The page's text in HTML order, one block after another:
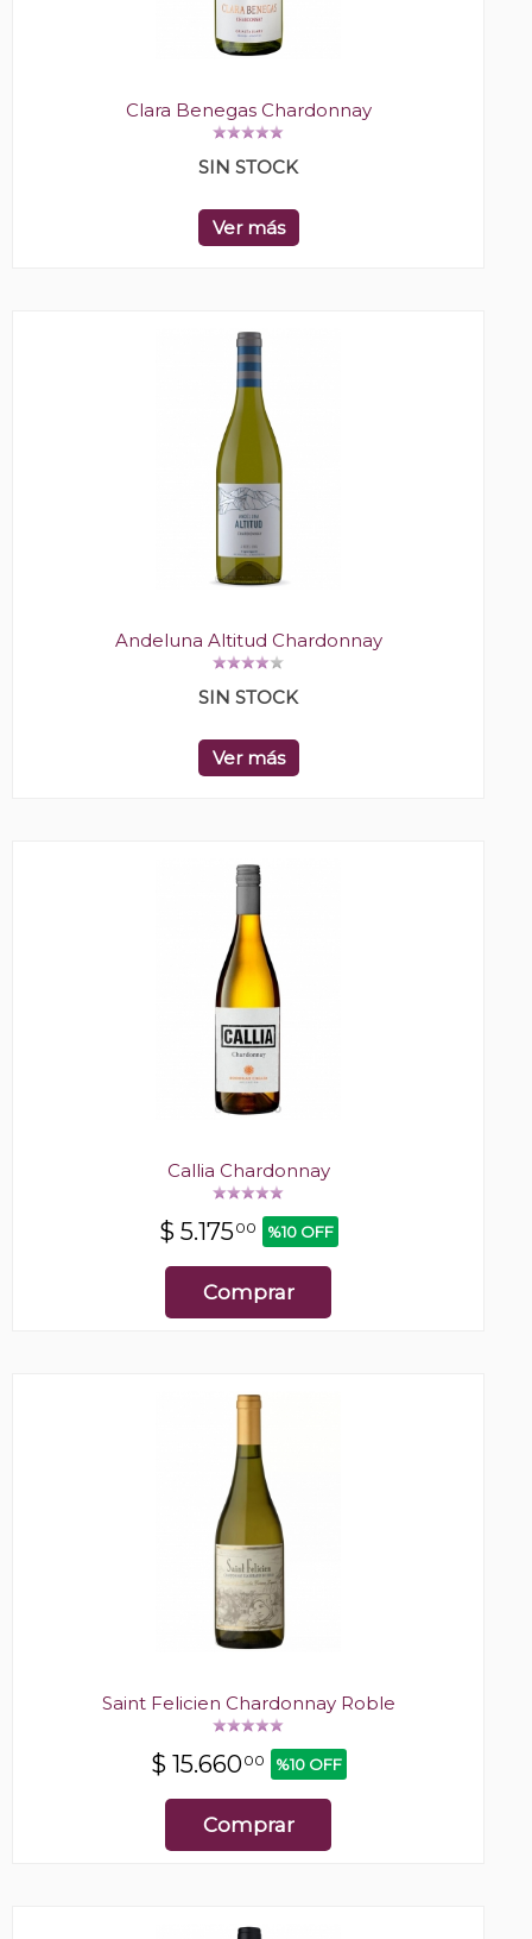
Clara Benegas Chardonnay
SIN STOCK
Ver más
Andeluna Altitud Chardonnay
SIN STOCK
Ver más
Callia Chardonnay
$ 5.17500 %10 OFF
Comprar
Saint Felicien Chardonnay Roble
$ 15.66000 %10 OFF
Comprar